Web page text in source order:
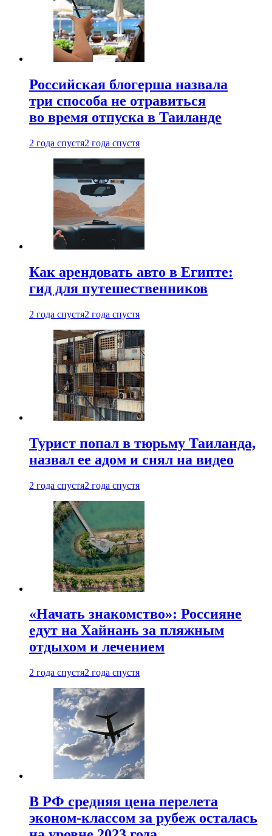
Российская блогерша назвала
три способа не отравиться
во время отпуска в Таиланде
2 года спустя2 года спустя
Как арендовать авто в Египте:
гид для путешественников
2 года спустя2 года спустя
Турист попал в тюрьму Таиланда,
назвал ее адом и снял на видео
2 года спустя2 года спустя
«Начать знакомство»: Россияне
едут на Хайнань за пляжным
отдыхом и лечением
2 года спустя2 года спустя
В РФ средняя цена перелета
эконом-классом за рубеж осталась